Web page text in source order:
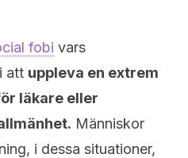
fobi vars
att uppleva en extrem
läkare eller
Människor
i dessa situationer,